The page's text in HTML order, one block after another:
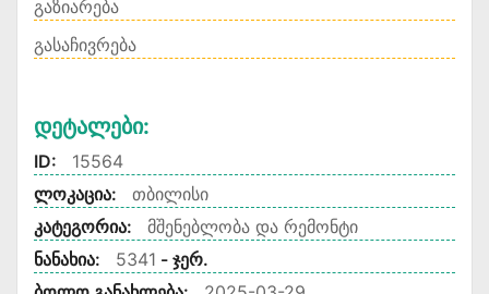
გაზიარება
გასაჩივრება
Დეტალები:
ID:
15564
ლოკაცია:
თბილისი
კატეგორია:
მშენებლობა და რემონტი
ნანახია:
5341 - ჯერ.